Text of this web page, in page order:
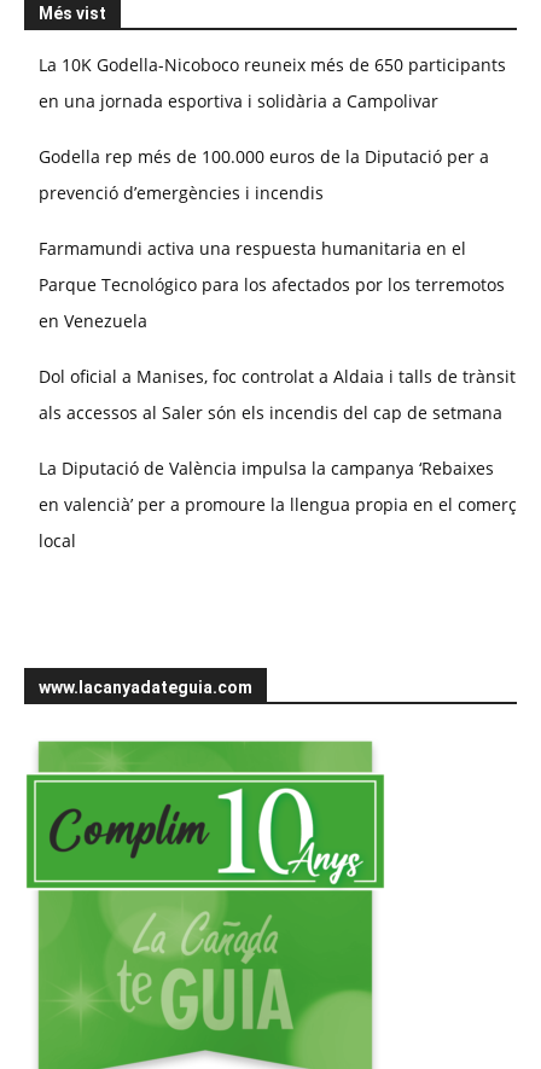
Més vist
La 10K Godella-Nicoboco reuneix més de 650 participants
en una jornada esportiva i solidària a Campolivar
Godella rep més de 100.000 euros de la Diputació per a
prevenció d’emergències i incendis
Farmamundi activa una respuesta humanitaria en el
Parque Tecnológico para los afectados por los terremotos
en Venezuela
Dol oficial a Manises, foc controlat a Aldaia i talls de trànsit
als accessos al Saler són els incendis del cap de setmana
La Diputació de València impulsa la campanya ‘Rebaixes
en valencià’ per a promoure la llengua propia en el comerç
local
www.lacanyadateguia.com